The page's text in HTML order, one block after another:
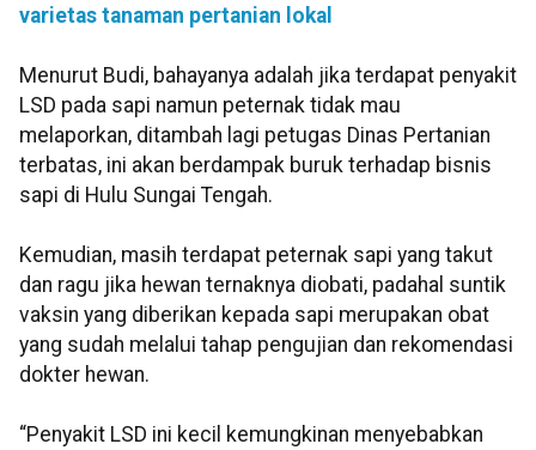
varietas tanaman pertanian lokal
Menurut Budi, bahayanya adalah jika terdapat penyakit
LSD pada sapi namun peternak tidak mau
melaporkan, ditambah lagi petugas Dinas Pertanian
terbatas, ini akan berdampak buruk terhadap bisnis
sapi di Hulu Sungai Tengah.
Kemudian, masih terdapat peternak sapi yang takut
dan ragu jika hewan ternaknya diobati, padahal suntik
vaksin yang diberikan kepada sapi merupakan obat
yang sudah melalui tahap pengujian dan rekomendasi
dokter hewan.
“Penyakit LSD ini kecil kemungkinan menyebabkan